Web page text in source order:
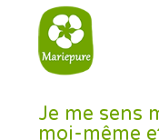
Je me sens
moi-même